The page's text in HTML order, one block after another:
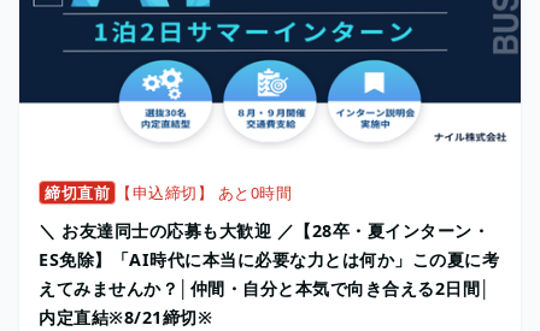
締切直前 【申込締切】 あと0時間
＼ お友達同士の応募も大歓迎 ／【28卒・夏インターン・
ES免除】「AI時代に本当に必要な力とは何か」この夏に考
えてみませんか？│仲間・自分と本気で向き合える2日間│
内定直結※8/21締切※